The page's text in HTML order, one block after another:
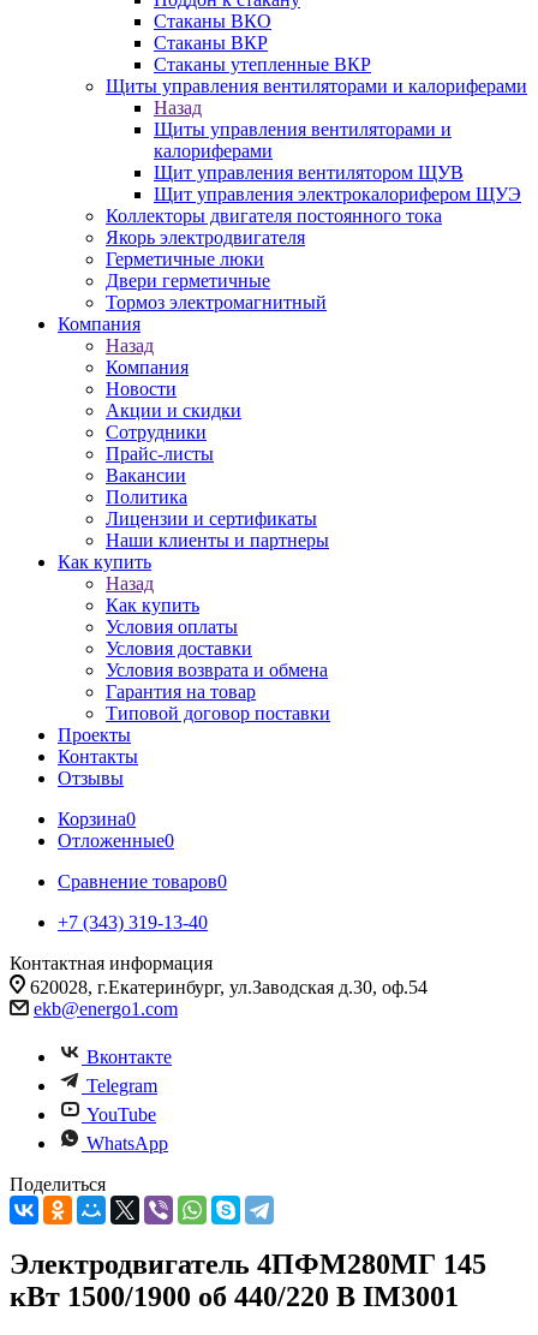
Стаканы ВКО
Стаканы ВКР
Стаканы утепленные ВКР
Щиты управления вентиляторами и калориферами
Назад
Щиты управления вентиляторами и
калориферами
Щит управления вентилятором ЩУВ
Щит управления электрокалорифером ЩУЭ
Коллекторы двигателя постоянного тока
Якорь электродвигателя
Герметичные люки
Двери герметичные
Тормоз электромагнитный
Компания
Назад
Компания
Новости
Акции и скидки
Сотрудники
Прайс-листы
Вакансии
Политика
Лицензии и сертификаты
Наши клиенты и партнеры
Как купить
Назад
Как купить
Условия оплаты
Условия доставки
Условия возврата и обмена
Гарантия на товар
Типовой договор поставки
Проекты
Контакты
Отзывы
Корзина0
Отложенные0
Сравнение товаров0
+7 (343) 319-13-40
Контактная информация
620028, г.Екатеринбург, ул.Заводская д.30, оф.54
ekb@energo1.com
Вконтакте
Telegram
YouTube
WhatsApp
Поделиться
Электродвигатель 4ПФМ280МГ 145
кВт 1500/1900 об 440/220 В IM3001